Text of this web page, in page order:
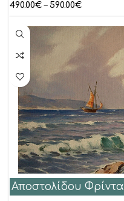
490.00€ – 590.00€
Αποστολίδου Φρίντα